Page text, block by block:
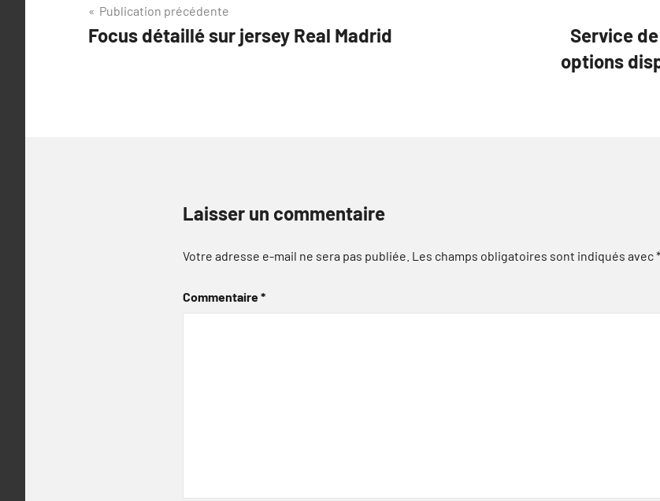
Navigation
de
Publication précédente
Focus détaillé sur jersey Real Madrid
Service
options
Laisser un commentaire
Votre adresse e-mail ne sera pas publiée. Les champs obligatoires sont indiqués avec*
Commentaire*